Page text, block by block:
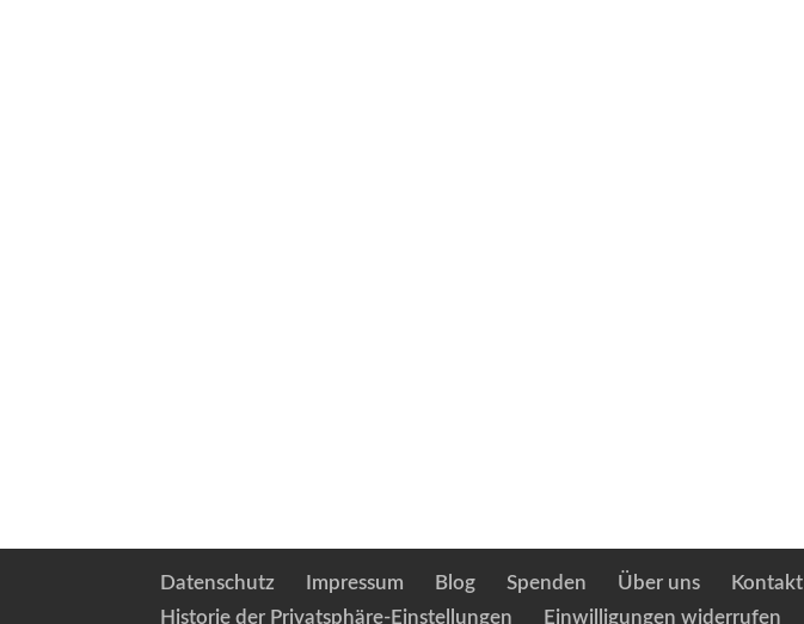
Datenschutz Impressum Blog Spenden Über uns Kontakt
Historie der Privatsphäre-Einstellungen
Einwilligungen widerrufen